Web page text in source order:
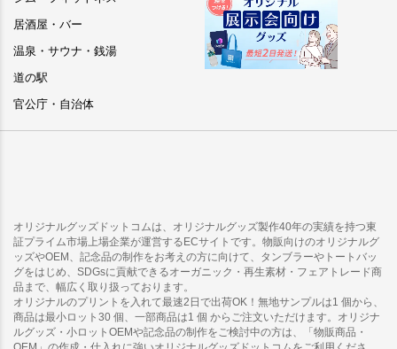
居酒屋・バー
温泉・サウナ・銭湯
道の駅
官公庁・自治体
オリジナルグッズドットコムは、オリジナルグッズ製作40年の実績を持つ東
証プライム市場上場企業が運営するECサイトです。物販向けのオリジナルグ
ッズやOEM、記念品の制作をお考えの方に向けて、タンブラーやトートバッ
グをはじめ、SDGsに貢献できるオーガニック・再生素材・フェアトレード商
品まで、幅広く取り扱っております。
オリジナルのプリントを入れて最速2日で出荷OK！無地サンプルは1 個から、
商品は最小ロット30 個、一部商品は1 個 からご注文いただけます。オリジナ
ルグッズ・小ロットOEMや記念品の制作をご検討中の方は、「物販商品・